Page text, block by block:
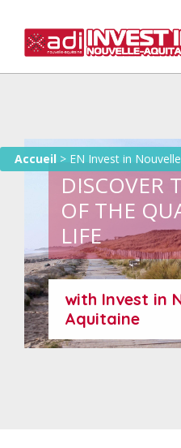
content
Accueil > EN Invest in
DISCOVER
OF THE
LIFE
with Invest in
Aquitaine